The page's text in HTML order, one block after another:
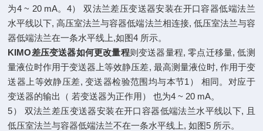
为4 ~ 20 mA。4） 双法兰差压变送器安装在开口容器低端法兰
水平线以下, 高压室法兰与容器低端法兰相连接, 低压室法兰与容
器低端法兰在一条水平线上,如图4 所示。
KIMO差压变送器如何更改量程则变送器量程, 零点迁移量, 低测
量液位时作用于变送器上等效静压差, 最高测量液位时, 作用于变
送器上等效静压差, 变送器检验范围均与本节1） 相同。对应于
变送器的输出（ 若变送器为正作用） 也为4 ~ 20 mA。
5） 双法兰差压变送器安装在开口容器低端法兰水平线以下, 且
低压室法兰与容器低端法兰不在一条水平线上, 如图5 所示。